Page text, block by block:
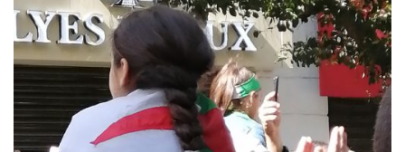
SGUARDI E VOCI
MONDO IN CIFRE
NAVIGANDO IN RETE